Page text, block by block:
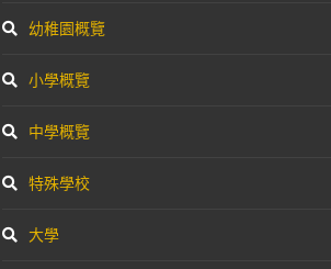
幼稚園概覽
小學概覽
中學概覽
特殊學校
大學